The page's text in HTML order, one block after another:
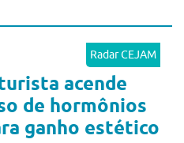
Radar CEJAM
acende
de hormônios
ganho estético